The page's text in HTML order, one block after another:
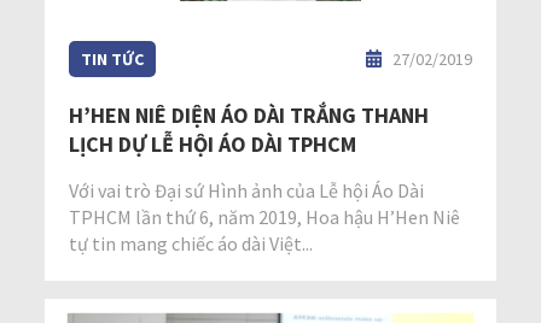
TIN TỨC 27/02/2019
H’HEN NIÊ DIỆN ÁO DÀI TRẮNG THANH
LỊCH DỰ LỄ HỘI ÁO DÀI TPHCM
Với vai trò Đại sứ Hình ảnh của Lễ hội Áo Dài
TPHCM lần thứ 6, năm 2019, Hoa hậu H’Hen Niê
tự tin mang chiếc áo dài Việt...